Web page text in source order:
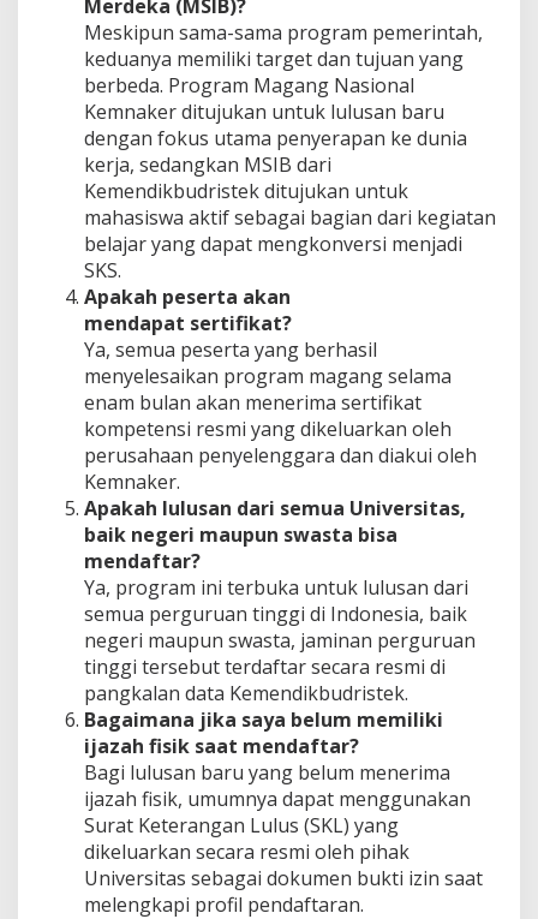
Merdeka (MSIB)?
Meskipun sama-sama program pemerintah,
keduanya memiliki target dan tujuan yang
berbeda. Program Magang Nasional
Kemnaker ditujukan untuk lulusan baru
dengan fokus utama penyerapan ke dunia
kerja, sedangkan MSIB dari
Kemendikbudristek ditujukan untuk
mahasiswa aktif sebagai bagian dari kegiatan
belajar yang dapat mengkonversi menjadi
SKS.
Apakah peserta akan
mendapat sertifikat?
Ya, semua peserta yang berhasil
menyelesaikan program magang selama
enam bulan akan menerima sertifikat
kompetensi resmi yang dikeluarkan oleh
perusahaan penyelenggara dan diakui oleh
Kemnaker.
Apakah lulusan dari semua Universitas,
baik negeri maupun swasta bisa
mendaftar?
Ya, program ini terbuka untuk lulusan dari
semua perguruan tinggi di Indonesia, baik
negeri maupun swasta, jaminan perguruan
tinggi tersebut terdaftar secara resmi di
pangkalan data Kemendikbudristek.
Bagaimana jika saya belum memiliki
ijazah fisik saat mendaftar?
Bagi lulusan baru yang belum menerima
ijazah fisik, umumnya dapat menggunakan
Surat Keterangan Lulus (SKL) yang
dikeluarkan secara resmi oleh pihak
Universitas sebagai dokumen bukti izin saat
melengkapi profil pendaftaran.